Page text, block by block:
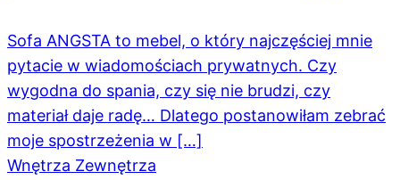
Sofa ANGSTA to mebel, o który najczęściej mnie
pytacie w wiadomościach prywatnych. Czy
wygodna do spania, czy się nie brudzi, czy
materiał daje radę… Dlatego postanowiłam zebrać
moje spostrzeżenia w […]
Wnętrza Zewnętrza